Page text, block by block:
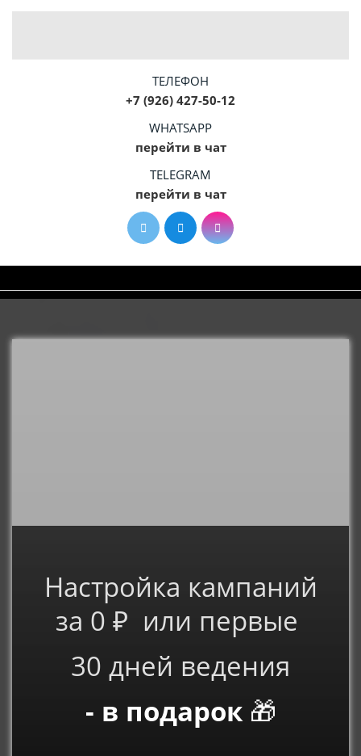
ТЕЛЕФОН
+7 (926) 427-50-12
WHATSAPP
перейти в чат
TELEGRAM
перейти в чат
Настройка кампаний
за 0 ₽ или первые
30 дней ведения
- в подарок 🎁